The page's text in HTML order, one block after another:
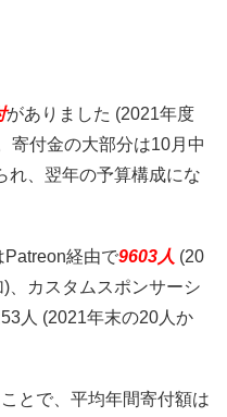
がありました (2021年度
寄付金の大部分は10月中
れ、翌年の予算構成にな
Patreon経由で9603人 (20
、カスタムスポンサーシ
人 (2021年末の20人か
とで、平均年間寄付額は